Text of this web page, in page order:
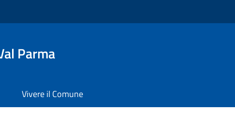
Parma
Vivere il Comune